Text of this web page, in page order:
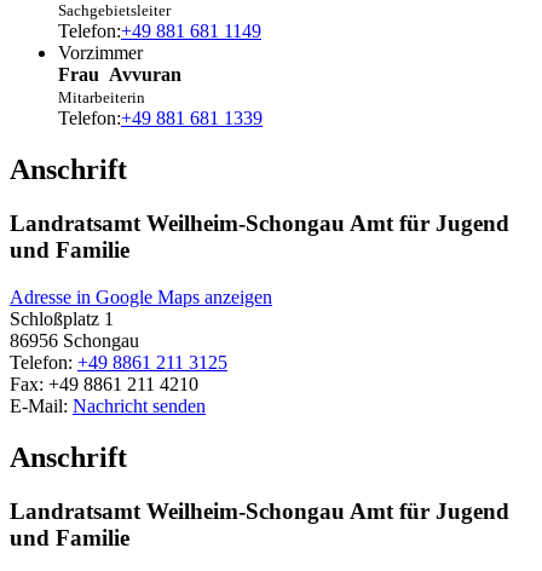
Sachgebietsleiter
Telefon:+49 881 681 1149
Vorzimmer
Frau Avvuran
Mitarbeiterin
Telefon:+49 881 681 1339
Anschrift
Landratsamt Weilheim-Schongau Amt für Jugend
und Familie
Adresse in Google Maps anzeigen
Schloßplatz 1
86956 Schongau
Telefon: +49 8861 211 3125
Fax: +49 8861 211 4210
E-Mail: Nachricht senden
Anschrift
Landratsamt Weilheim-Schongau Amt für Jugend
und Familie